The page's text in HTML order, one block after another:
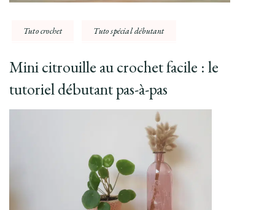
Tuto crochet Tuto spécial débutant
Mini citrouille au crochet facile : le
tutoriel débutant pas-à-pas